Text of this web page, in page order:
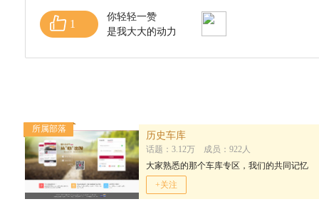
1
你轻轻一赞
是我大大的动力
所属部落
历史车库
话题：3.12万 成员：922人
大家熟悉的那个车库专区，我们的共同记忆
+关注